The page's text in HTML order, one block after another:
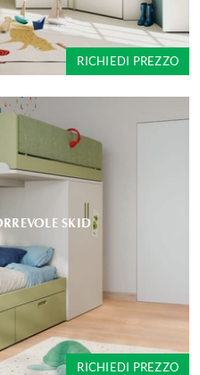
RICHIEDI PREZZO
SKID
RICHIEDI PREZZO